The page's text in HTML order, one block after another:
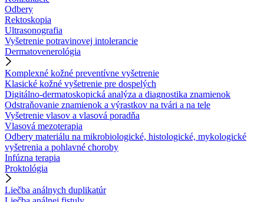
Odbery
Rektoskopia
Ultrasonografia
Vyšetrenie potravinovej intolerancie
Dermatovenerológia
Komplexné kožné preventívne vyšetrenie
Klasické kožné vyšetrenie pre dospelých
Digitálno-dermatoskopická analýza a diagnostika znamienok
Odstraňovanie znamienok a výrastkov na tvári a na tele
Vyšetrenie vlasov a vlasová poradňa
Vlasová mezoterapia
Odbery materiálu na mikrobiologické, histologické, mykologické
vyšetrenia a pohlavné choroby
Infúzna terapia
Proktológia
Liečba análnych duplikatúr